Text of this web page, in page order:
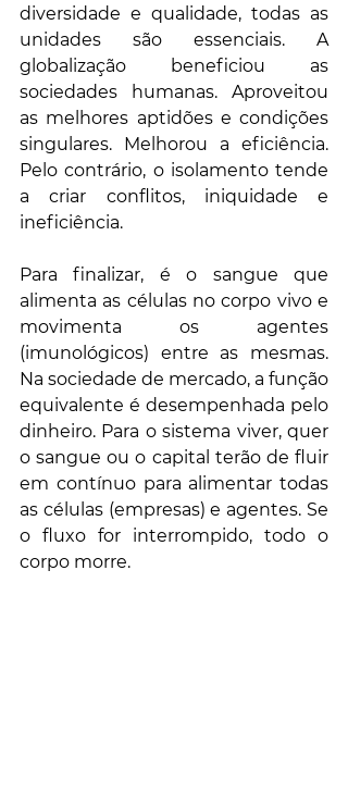
diversidade e qualidade, todas as
unidades são essenciais. A
globalização beneficiou as
sociedades humanas. Aproveitou
as melhores aptidões e condições
singulares. Melhorou a eficiência.
Pelo contrário, o isolamento tende
a criar conflitos, iniquidade e
ineficiência.
Para finalizar, é o sangue que
alimenta as células no corpo vivo e
movimenta os agentes
(imunológicos) entre as mesmas.
Na sociedade de mercado, a função
equivalente é desempenhada pelo
dinheiro. Para o sistema viver, quer
o sangue ou o capital terão de fluir
em contínuo para alimentar todas
as células (empresas) e agentes. Se
o fluxo for interrompido, todo o
corpo morre.